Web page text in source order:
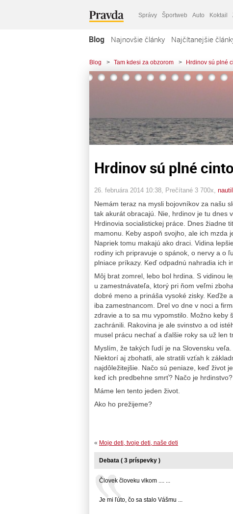
Správy Športweb Auto Koktail
Blog Najnovšie články Najčítanejšie
Blog > Tam kdesi za obzorom > Hrdinov sú plné
Hrdinov sú plné
26. februára 2014 10:38 , Prečítané 3 700x,
Nemám teraz na mysli bojovníkov za našu
tak akurát obracajú. Nie, hrdinov je tu
Hrdinovia socialistickej práce. Dnes žiadne
mamonu. Keby aspoň svojho, ale ich mzda
Napriek tomu makajú ako draci. Vidina
rodiny ich pripravuje o spánok, o nervy a o
plniace príkazy. Keď odpadnú nahradia ich
Môj brat zomrel, lebo bol hrdina. S vidinou
u zamestnávateľa, ktorý pri ňom veľmi
dobré meno a prináša vysoké zisky. Keďže
iba zamestnancom. Drel vo dne v noci a
zdravie a to sa mu vypomstilo. Možno keby
zachránili. Rakovina je ale svinstvo a od
musel prácu nechať a ďalšie roky sa už len
Myslím, že takých ľudí je na Slovensku
Niektorí aj zbohatli, ale stratili vzťah k
najdôležitejšie. Načo sú peniaze, keď život
keď ich predbehne smrť? Načo je
Máme len tento jeden život.
Ako ho prežijeme?
« Moje deti, tvoje deti, naše deti
Debata ( 3 príspevky )
Človek človeku vlkom .... ...
Je mi ľúto, čo sa stalo Vášmu ...